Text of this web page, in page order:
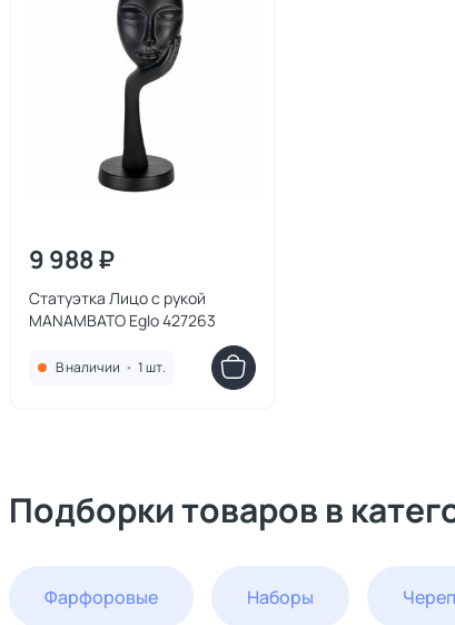
9 988 ₽
Статуэтка Лицо с рукой
MANAMBATO Eglo 427263
В наличии • 1 шт.
Подборки товаров в
Фарфоровые Наборы